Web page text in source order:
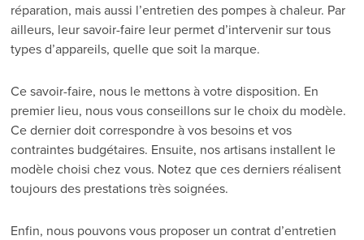
réparation, mais aussi l’entretien des pompes à chaleur. Par
ailleurs, leur savoir-faire leur permet d’intervenir sur tous
types d’appareils, quelle que soit la marque.
Ce savoir-faire, nous le mettons à votre disposition. En
premier lieu, nous vous conseillons sur le choix du modèle.
Ce dernier doit correspondre à vos besoins et vos
contraintes budgétaires. Ensuite, nos artisans installent le
modèle choisi chez vous. Notez que ces derniers réalisent
toujours des prestations très soignées.
Enfin, nous pouvons vous proposer un contrat d’entretien